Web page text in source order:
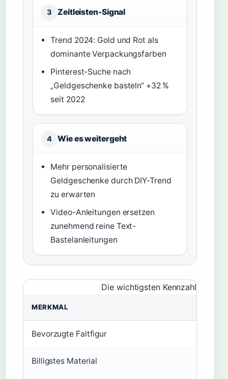
3 Zeitleisten-Signal
Trend 2024: Gold und Rot als
dominante Verpackungsfarben
Pinterest-Suche nach
„Geldgeschenke basteln“ +32 %
seit 2022
4 Wie es weitergeht
Mehr personalisierte
Geldgeschenke durch DIY-Trend
zu erwarten
Video-Anleitungen ersetzen
zunehmend reine Text-
Bastelanleitungen
Die wichtigsten Kennzahlen zu
MERKMAL
Bevorzugte Faltfigur
Billigstes Material